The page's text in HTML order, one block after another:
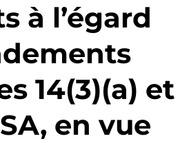
à l’égard
14(3)(a) et
en vue